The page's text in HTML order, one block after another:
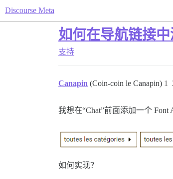
Discourse Meta
如何在导航链接中
支持
Canapin (Coin-coin le Canapin) 1
我想在“Chat”前面添加一个 Font
如何实现？